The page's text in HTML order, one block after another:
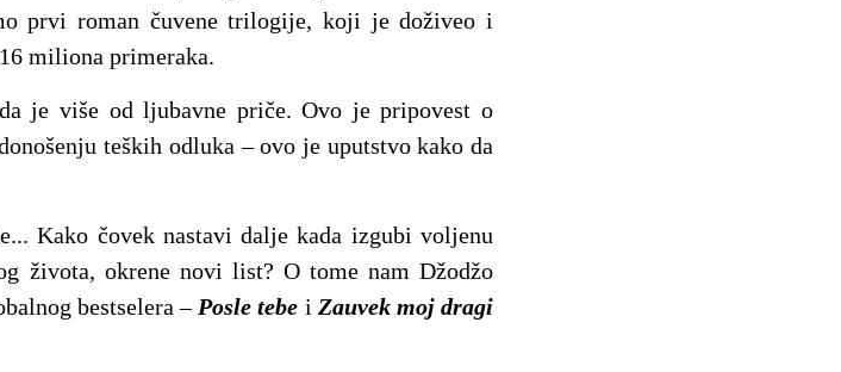
prvi roman čuvene trilogije, koji je doživeo i
miliona primeraka.
je više od ljubavne priče. Ovo je pripovest o
teških odluka – ovo je uputstvo kako da
Kako čovek nastavi dalje kada izgubi voljenu
života, okrene novi list? O tome nam Džodžo
bestselera –Posle tebe iZauvek moj dragi